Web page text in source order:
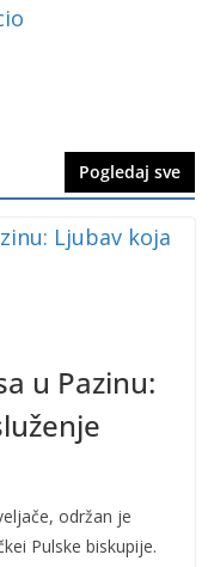
Pogledaj sve
u Pazinu:
održan je
Pulske biskupije.